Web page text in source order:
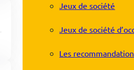
Jeux de société
Jeux de société
Les